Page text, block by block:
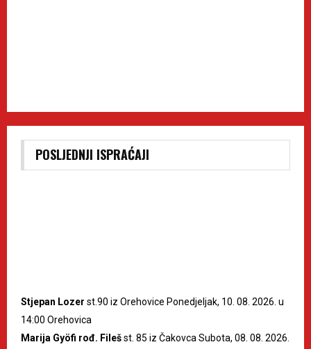
POSLJEDNJI ISPRAĆAJI
Stjepan Lozer st.90 iz Orehovice Ponedjeljak, 10. 08. 2026. u
14:00 Orehovica
Marija Gyöfi rođ. Filešst. 85 iz Čakovca Subota, 08. 08. 2026.